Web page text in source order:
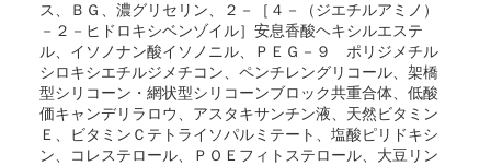
ス、ＢＧ、濃グリセリン、２－［４－（ジエチルアミノ）
－２－ヒドロキシベンゾイル］安息香酸ヘキシルエステ
ル、イソノナン酸イソノニル、ＰＥＧ－９ ポリジメチル
シロキシエチルジメチコン、ペンチレングリコール、架橋
型シリコーン・網状型シリコーンブロック共重合体、低酸
価キャンデリラロウ、アスタキサンチン液、天然ビタミン
Ｅ、ビタミンＣテトライソパルミテート、塩酸ピリドキシ
ン、コレステロール、ＰＯＥフィトステロール、大豆リン